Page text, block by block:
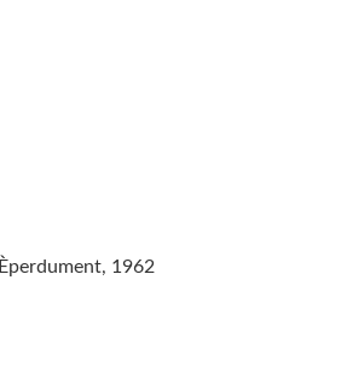
Èperdument, 1962